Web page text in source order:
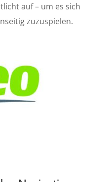
auf – um es sich
zuzuspielen.